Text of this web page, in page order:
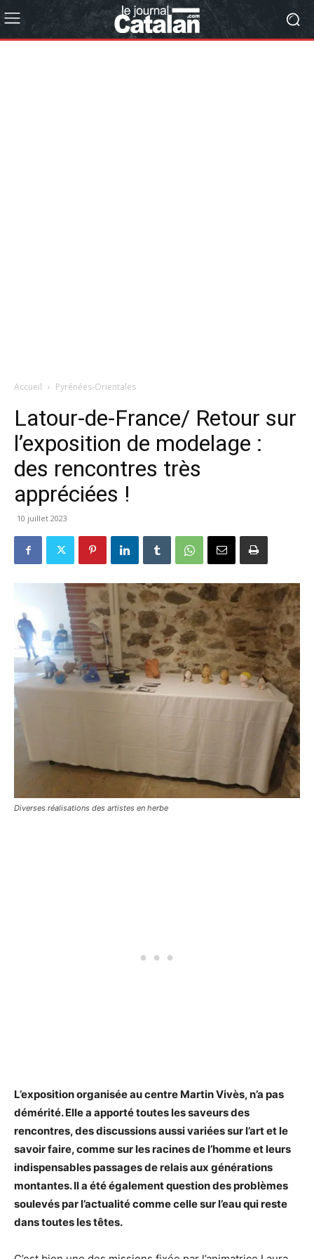
Accueil Pyrénées-Orientales
Latour-de-France/ Retour sur
l’exposition de modelage :
des rencontres très
appréciées !
10 juillet 2023
Diverses réalisations des artistes en herbe
L’exposition organisée au centre Martin Vivès, n’a pas
démérité. Elle a apporté toutes les saveurs des
rencontres, des discussions aussi variées sur l’art et le
savoir faire, comme sur les racines de l’homme et leurs
indispensables passages de relais aux générations
montantes. Il a été également question des problèmes
soulevés par l’actualité comme celle sur l’eau qui reste
dans toutes les têtes.